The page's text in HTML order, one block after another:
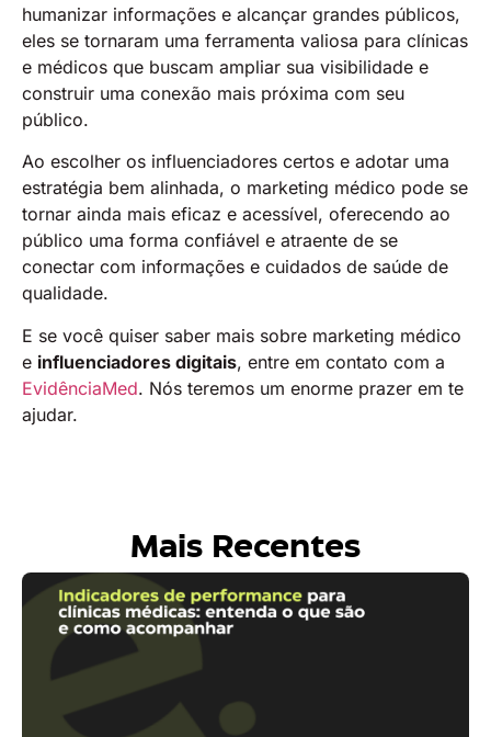
humanizar informações e alcançar grandes públicos,
eles se tornaram uma ferramenta valiosa para clínicas
e médicos que buscam ampliar sua visibilidade e
construir uma conexão mais próxima com seu
público.
Ao escolher os influenciadores certos e adotar uma
estratégia bem alinhada, o marketing médico pode se
tornar ainda mais eficaz e acessível, oferecendo ao
público uma forma confiável e atraente de se
conectar com informações e cuidados de saúde de
qualidade.
E se você quiser saber mais sobre marketing médico
e influenciadores digitais, entre em contato com a
EvidênciaMed. Nós teremos um enorme prazer em te
ajudar.
Mais Recentes